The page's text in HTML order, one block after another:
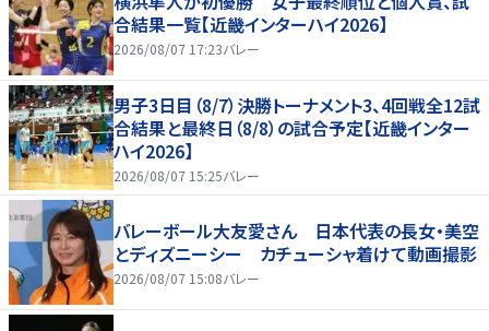
合結果一覧【近畿インターハイ2026】
2026/08/07 17:23バレー
男子3日目（8/7）決勝トーナメント3、4回戦全12試
合結果と最終日（8/8）の試合予定【近畿インター
ハイ2026】
2026/08/07 15:25バレー
バレーボール大友愛さん 日本代表の長女・美空
とディズニーシー カチューシャ着けて動画撮影
2026/08/07 15:08バレー